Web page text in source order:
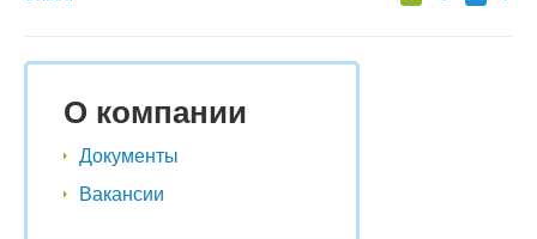
О компании
Документы
Вакансии